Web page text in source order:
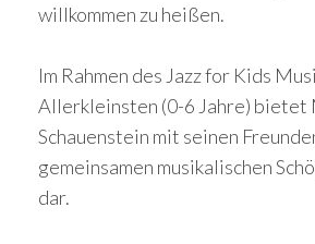
willkommen zu heißen.
Im Rahmen des Jazz for Kids
Allerkleinsten (0-6 Jahre) bietet
Schauenstein mit seinen
gemeinsamen musikalischen
dar.